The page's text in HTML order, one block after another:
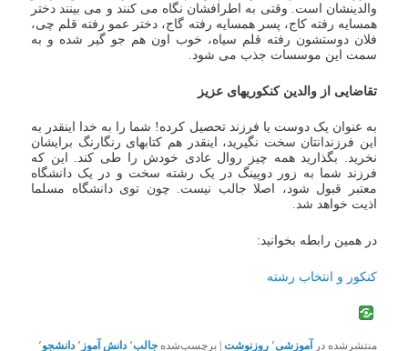
والدینشان است. وقتی به اطرافشان نگاه می کنند و می بینند دختر
همسایه رفته کاج، پسر همسایه رفته گاج، دختر عمو رفته قلم چی،
فلان دوستشون رفته قلم سیاه، خوب اون هم جو گیر شده و به
سمت این موسسات جذب می شود.
تقاضایی از والدین کنکوریهای عزیز
به عنوان یک دوست یا فرزند تحصیل کرده! شما را به خدا اینقدر به
این فرزندانتان سخت نگیرید، اینقدر هم کتابهای رنگارنگ برایشان
نخرید. بگذارید همه چیز روال عادی خودش را طی کند. این که
فرزند شما به زور دوپینگ در یک رشته سخت و در یک دانشگاه
معتبر قبول شود، اصلا جالب نیست. چون توی دانشگاه مسلما
اذیت خواهد شد.
در همین رابطه بخوانید:
کنکور و انتخاب رشته
منتشرشده در آموزشی٬ روزنوشت |برچسب‌شده جالب٬ دانش آموز ٬ دانشجو٬